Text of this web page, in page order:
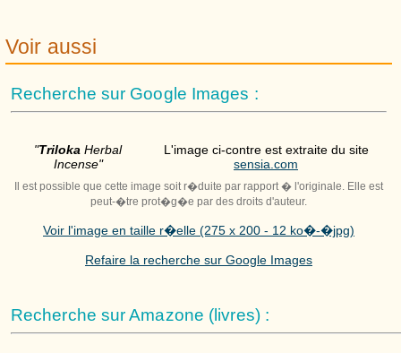
Voir aussi
Recherche sur Google Images :
"Triloka Herbal
Incense"
L'image ci-contre est extraite du site
sensia.com
Il est possible que cette image soit r�duite par rapport � l'originale. Elle est
peut-�tre prot�g�e par des droits d'auteur.
Voir l'image en taille r�elle (275 x 200 - 12 ko�-�jpg)
Refaire la recherche sur Google Images
Recherche sur Amazone (livres) :